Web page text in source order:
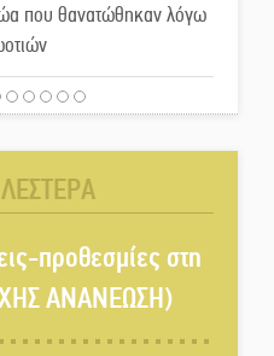
που θανατώθηκαν λόγω
της ανατροπής στο
τέχνης και
στη Νεάπολη
κρατούν ζωντανή
προθεσμίες στη
ΑΝΑΝΕΩΣΗ)